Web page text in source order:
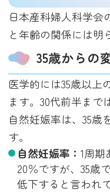
日本産科婦人科学会
と年齢の関係には明
35歳からの
医学的には35歳以上
ます。30代前半まで
自然妊娠率は、35歳
す。
自然妊娠率： 1周期
20％ですが、35歳
低下すると言われ